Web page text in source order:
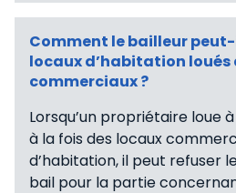
Comment le bailleur
locaux d’habitation loués
commerciaux ?
Lorsqu’un propriétaire loue
à la fois des locaux
d’habitation, il peut refuser
bail pour la partie